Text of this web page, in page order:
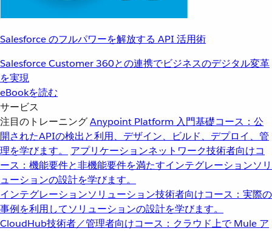
Salesforce のフルパワーを解放する API 活用術
Salesforce Customer 360との連携でビジネスのデジタル変革
を実現
eBookを読む
サービス
注目のトレーニングAnypoint Platform 入門基礎コース：公
開されたAPIの検出と利用、デザイン、ビルド、デプロイ、管
理を学びます。
アプリケーションネットワーク技術者向けコ
ース：機能要件と非機能要件を満たすインテグレーションソリ
ューションの設計を学びます。
インテグレーションソリューション技術者向けコース：実際の
事例を利用してソリューションの設計を学びます。
CloudHub技術者／管理者向けコース：クラウド上で Mule ア